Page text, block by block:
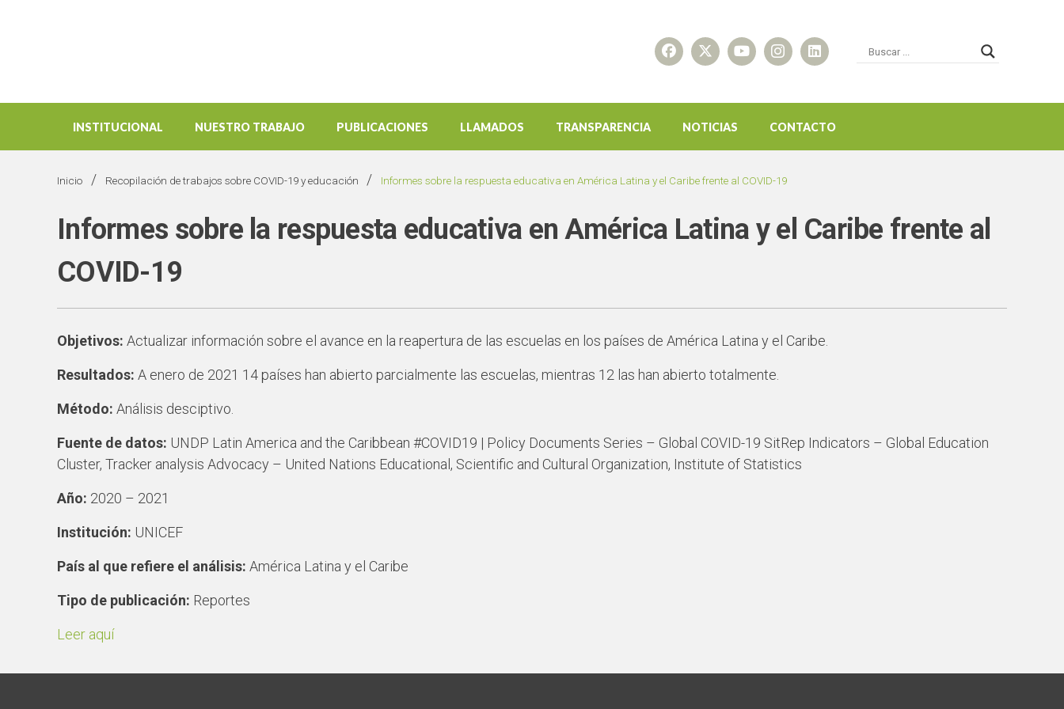
INSTITUCIONAL NUESTRO TRABAJO PUBLICACIONES LLAMADOS TRANSPARENCIA NOTICIAS CONTACTO
Inicio / Recopilación de trabajos sobre COVID-19 y educación / Informes sobre la respuesta educativa en América Latina y el Caribe frente al COVID-19
Informes sobre la respuesta educativa en América Latina y el Caribe frente al
COVID-19
Objetivos: Actualizar información sobre el avance en la reapertura de las escuelas en los países de América Latina y el Caribe.
Resultados: A enero de 2021 14 países han abierto parcialmente las escuelas, mientras 12 las han abierto totalmente.
Método: Análisis desciptivo.
Fuente de datos: UNDP Latin America and the Caribbean #COVID19 | Policy Documents Series – Global COVID-19 SitRep Indicators – Global Education
Cluster, Tracker analysis Advocacy – United Nations Educational, Scientific and Cultural Organization, Institute of Statistics
Año: 2020 – 2021
Institución: UNICEF
País al que refiere el análisis: América Latina y el Caribe
Tipo de publicación: Reportes
Leer aquí